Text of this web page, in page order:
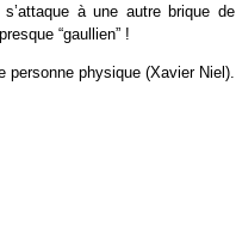
à une autre brique de
“gaullien” !
physique (Xavier Niel).